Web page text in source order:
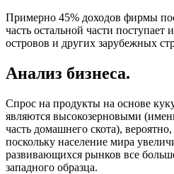
Примерно 45% доходов фирмы
часть остальной части
островов и других зарубежных
Анализ бизнеса.
Спрос на продукты на основе
являются высокозерновыми
часть домашнего скота),
поскольку население мира
развивающихся рынков все
западного образца.